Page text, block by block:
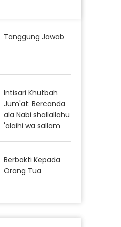
Tanggung Jawab
Intisari Khutbah
Jum'at: Bercanda
ala Nabi shallallahu
'alaihi wa sallam
Berbakti Kepada
Orang Tua